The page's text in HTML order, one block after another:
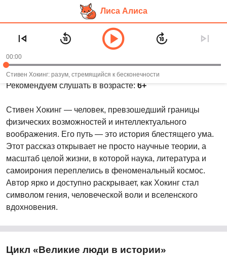
основному
контенту
Лиса Алиса
Аудиокнига «Стивен Хокинг: разум,
стремящийся к бесконечности» —
Якопо Оливьери
Рекомендуем слушать в возрасте: 6+
Стивен Хокинг — человек, превзошедший границы
физических возможностей и интеллектуального
воображения. Его путь — это история блестящего ума.
Этот рассказ открывает не просто научные теории, а
масштаб целой жизни, в которой наука, литература и
самоирония переплелись в феноменальный космос.
Автор ярко и доступно раскрывает, как Хокинг стал
символом гения, человеческой воли и вселенского
вдохновения.
Цикл «Великие люди в истории»
00:00
Стивен Хокинг: разум, стремящийся к бесконечности